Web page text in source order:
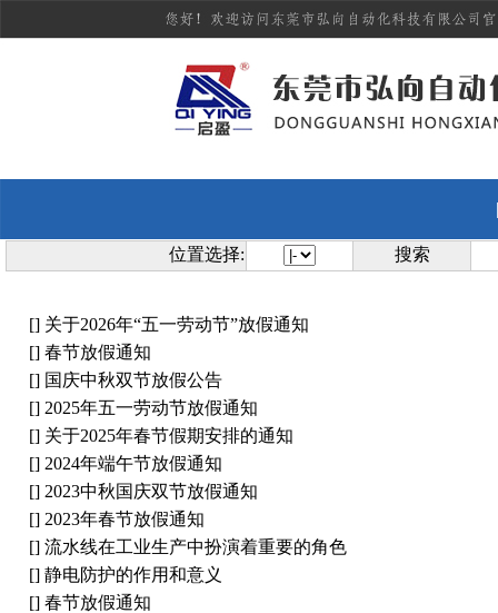
位置选择: 搜索
[] 关于2026年“五一劳动节”放假通知
[] 春节放假通知
[] 国庆中秋双节放假公告
[] 2025年五一劳动节放假通知
[] 关于2025年春节假期安排的通知
[] 2024年端午节放假通知
[] 2023中秋国庆双节放假通知
[] 2023年春节放假通知
[] 流水线在工业生产中扮演着重要的角色
[] 静电防护的作用和意义
[] 春节放假通知